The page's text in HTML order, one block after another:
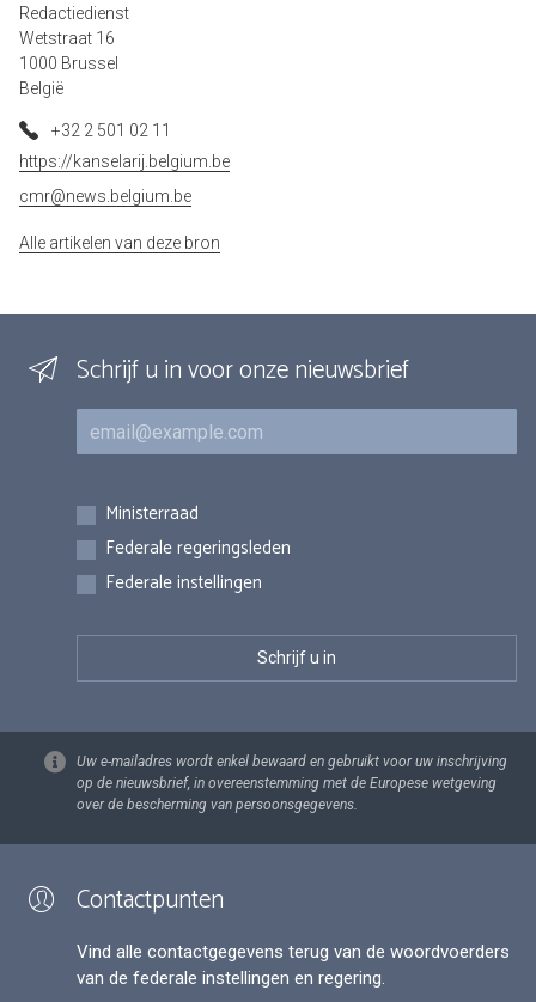
Redactiedienst
Wetstraat 16
1000 Brussel
België
+32 2 501 02 11
https://kanselarij.belgium.be
cmr@news.belgium.be
Alle artikelen van deze bron
Schrijf u in voor onze nieuwsbrief
E-mail
Inschrijvingen
Ministerraad
Federale regeringsleden
Federale instellingen
Uw e-mailadres wordt enkel bewaard en gebruikt voor uw inschrijving
op de nieuwsbrief, in overeenstemming met de Europese wetgeving
over de bescherming van persoonsgegevens.
Contactpunten
Vind alle contactgegevens terug van de woordvoerders
van de federale instellingen en regering.